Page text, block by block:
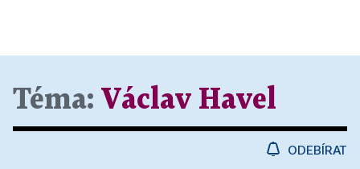
Téma: Václav Havel
ODEBÍRAT